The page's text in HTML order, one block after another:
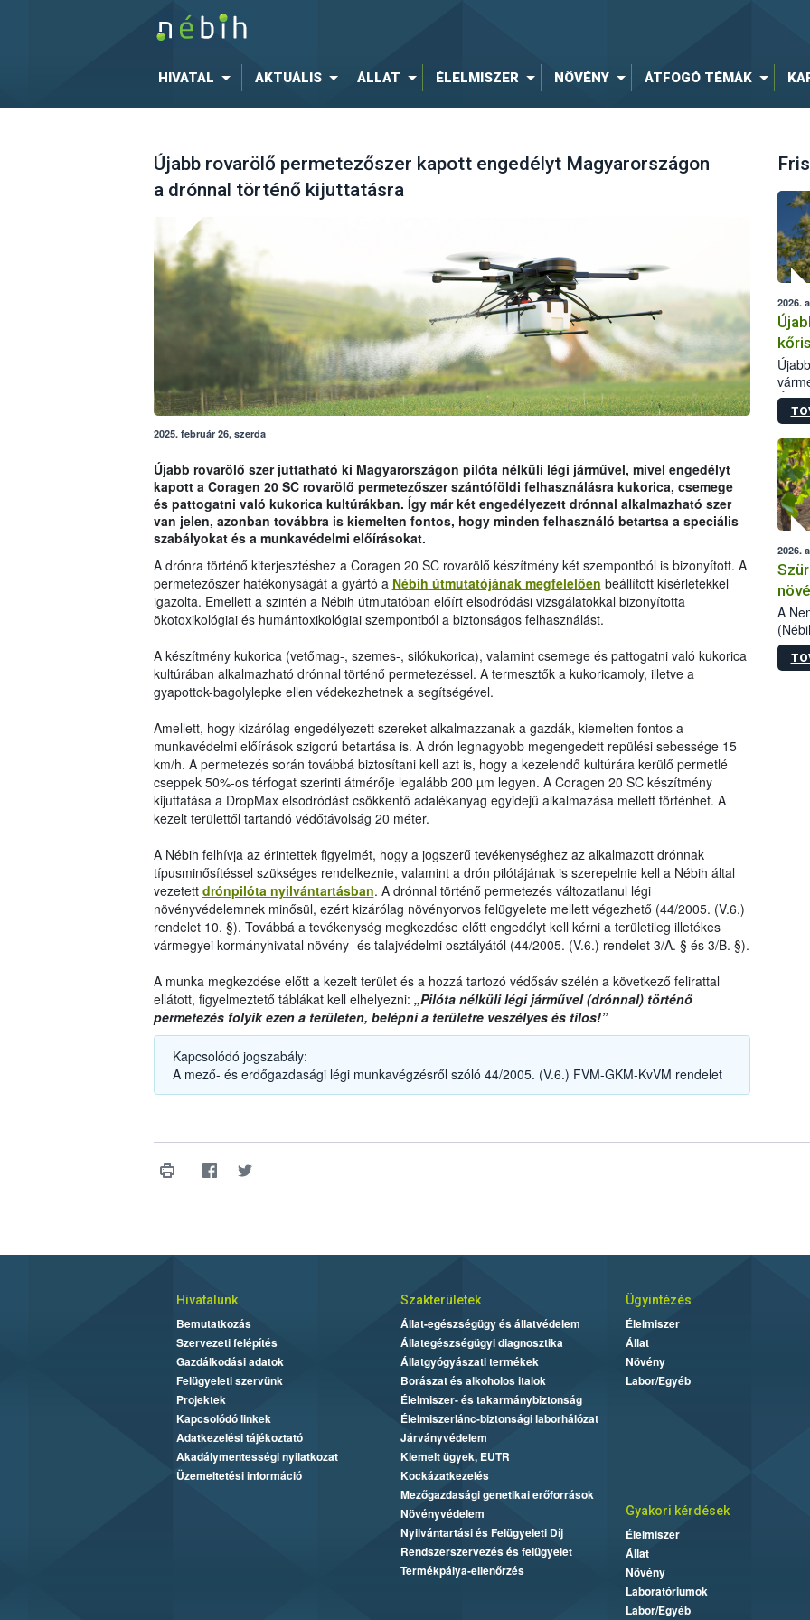
HIVATAL AKTUÁLIS ÁLLAT ÉLELMISZER NÖVÉNY ÁTFOGÓ TÉMÁK
Újabb rovarölő permetezőszer kapott engedélyt Magyarországon
a drónnal történő kijuttatásra
2025. február 26, szerda
Újabb rovarölő szer juttatható ki Magyarországon pilóta nélküli légi járművel, mivel engedélyt
kapott a Coragen 20 SC rovarölő permetezőszer szántóföldi felhasználásra kukorica, csemege
és pattogatni való kukorica kultúrákban. Így már két engedélyezett drónnal alkalmazható szer
van jelen, azonban továbbra is kiemelten fontos, hogy minden felhasználó betartsa a speciális
szabályokat és a munkavédelmi előírásokat.
A drónra történő kiterjesztéshez a Coragen 20 SC rovarölő készítmény két szempontból is bizonyított. A
permetezőszer hatékonyságát a gyártó a Nébih útmutatójának megfelelően beállított kísérletekkel
igazolta. Emellett a szintén a Nébih útmutatóban előírt elsodródási vizsgálatokkal bizonyította
ökotoxikológiai és humántoxikológiai szempontból a biztonságos felhasználást.
A készítmény kukorica (vetőmag-, szemes-, silókukorica), valamint csemege és pattogatni való kukorica
kultúrában alkalmazható drónnal történő permetezéssel. A termesztők a kukoricamoly, illetve a
gyapottok-bagolylepke ellen védekezhetnek a segítségével.
Amellett, hogy kizárólag engedélyezett szereket alkalmazzanak a gazdák, kiemelten fontos a
munkavédelmi előírások szigorú betartása is. A drón legnagyobb megengedett repülési sebessége 15
km/h. A permetezés során továbbá biztosítani kell azt is, hogy a kezelendő kultúrára kerülő permetlé
cseppek 50%-os térfogat szerinti átmérője legalább 200 µm legyen. A Coragen 20 SC készítmény
kijuttatása a DropMax elsodródást csökkentő adalékanyag egyidejű alkalmazása mellett történhet. A
kezelt területtől tartandó védőtávolság 20 méter.
A Nébih felhívja az érintettek figyelmét, hogy a jogszerű tevékenységhez az alkalmazott drónnak
típusminősítéssel szükséges rendelkeznie, valamint a drón pilótájának is szerepelnie kell a Nébih által
vezetett drónpilóta nyilvántartásban. A drónnal történő permetezés változatlanul légi
növényvédelemnek minősül, ezért kizárólag növényorvos felügyelete mellett végezhető (44/2005. (V.6.)
rendelet 10. §). Továbbá a tevékenység megkezdése előtt engedélyt kell kérni a területileg illetékes
vármegyei kormányhivatal növény- és talajvédelmi osztályától (44/2005. (V.6.) rendelet 3/A. § és 3/B. §).
A munka megkezdése előtt a kezelt terület és a hozzá tartozó védősáv szélén a következő felirattal
ellátott, figyelmeztető táblákat kell elhelyezni: „Pilóta nélküli légi járművel (drónnal) történő
permetezés folyik ezen a területen, belépni a területre veszélyes és tilos!”
Kapcsolódó jogszabály:
A mező- és erdőgazdasági légi munkavégzésről szóló 44/2005. (V.6.) FVM-GKM-KvVM rendelet
2026.
2026.
A
Hivatalunk
Bemutatkozás
Szervezeti felépítés
Gazdálkodási adatok
Felügyeleti szervünk
Projektek
Kapcsolódó linkek
Adatkezelési tájékoztató
Akadálymentességi nyilatkozat
Üzemeltetési információ
Szakterületek
Állat-egészségügy és állatvédelem
Állategészségügyi diagnosztika
Állatgyógyászati termékek
Borászat és alkoholos italok
Élelmiszer- és takarmánybiztonság
Élelmiszerlánc-biztonsági laborhálózat
Járványvédelem
Kiemelt ügyek, EUTR
Kockázatkezelés
Mezőgazdasági genetikai erőforrások
Növényvédelem
Nyilvántartási és Felügyeleti Díj
Rendszerszervezés és felügyelet
Termékpálya-ellenőrzés
Ügyintézés
Élelmiszer
Állat
Növény
Labor/Egyéb
Gyakori kérdések
Élelmiszer
Állat
Növény
Laboratóriumok
Labor/Egyéb